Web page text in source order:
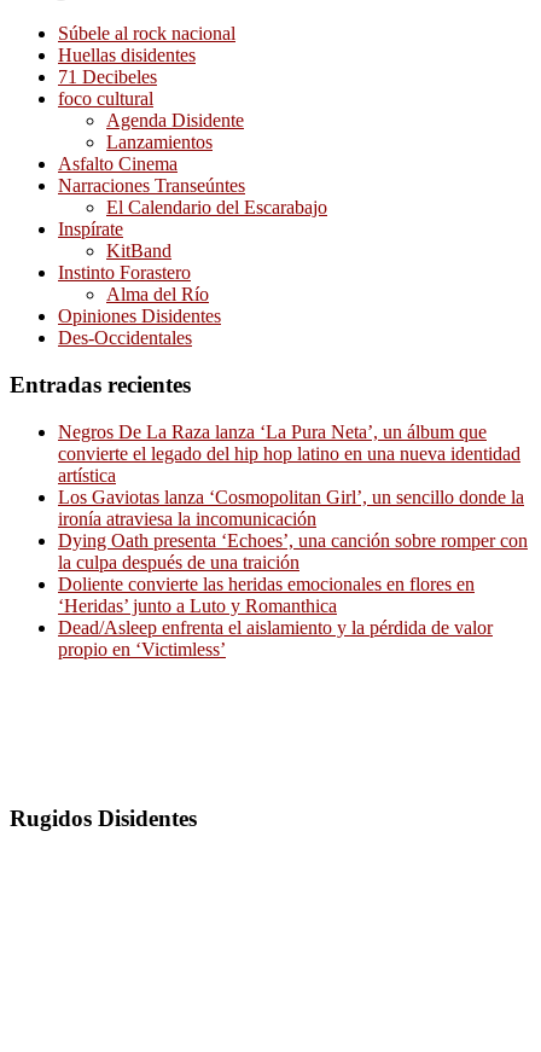
Súbele al rock nacional
Huellas disidentes
71 Decibeles
foco cultural
Agenda Disidente
Lanzamientos
Asfalto Cinema
Narraciones Transeúntes
El Calendario del Escarabajo
Inspírate
KitBand
Instinto Forastero
Alma del Río
Opiniones Disidentes
Des-Occidentales
Entradas recientes
Negros De La Raza lanza ‘La Pura Neta’, un álbum que
convierte el legado del hip hop latino en una nueva identidad
artística
Los Gaviotas lanza ‘Cosmopolitan Girl’, un sencillo donde la
ironía atraviesa la incomunicación
Dying Oath presenta ‘Echoes’, una canción sobre romper con
la culpa después de una traición
Doliente convierte las heridas emocionales en flores en
‘Heridas’ junto a Luto y Romanthica
Dead/Asleep enfrenta el aislamiento y la pérdida de valor
propio en ‘Victimless’
Rugidos Disidentes